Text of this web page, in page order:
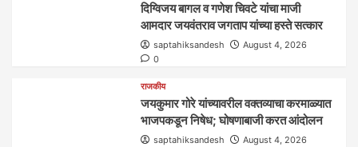
दिग्विजय बागल व गणेश चिवटे यांचा माजी
आमदार जयवंतराव जगताप यांच्या हस्ते सत्कार
saptahiksandesh
August 4, 2026
0
राजकीय
जयकुमार गोरे यांच्यावरील वक्तव्याचा करमाळ्यात
भाजपकडून निषेध; घोषणाबाजी करत आंदोलन
saptahiksandesh
August 4, 2026